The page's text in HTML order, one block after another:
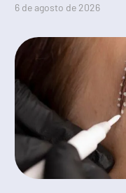
6 de agosto de 2026